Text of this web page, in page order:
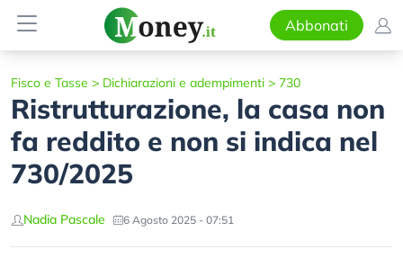
Abbonati
Fisco e Tasse > Dichiarazioni e adempimenti > 730
Ristrutturazione, la casa non
fa reddito e non si indica nel
730/2025
Nadia Pascale 6 Agosto 2025 - 07:51